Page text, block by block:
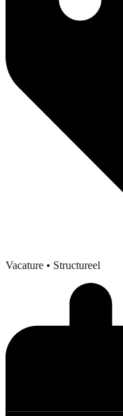
Vacature • Structureel